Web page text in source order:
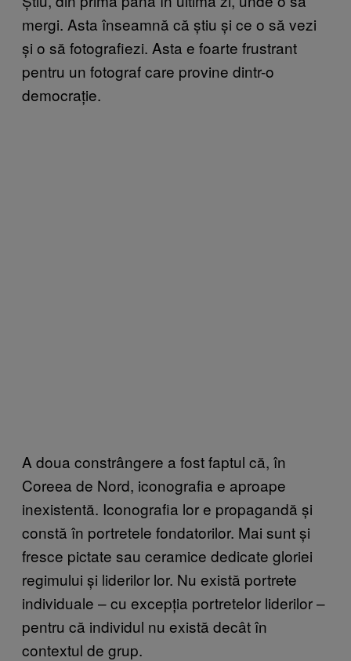
mergi. Asta înseamnă că știu și ce o să vezi
și o să fotografiezi. Asta e foarte frustrant
pentru un fotograf care provine dintr-o
democrație.
A doua constrângere a fost faptul că, în
Coreea de Nord, iconografia e aproape
inexistentă. Iconografia lor e propagandă și
constă în portretele fondatorilor. Mai sunt și
fresce pictate sau ceramice dedicate gloriei
regimului și liderilor lor. Nu există portrete
individuale – cu excepția portretelor liderilor –
pentru că individul nu există decât în
contextul de grup.